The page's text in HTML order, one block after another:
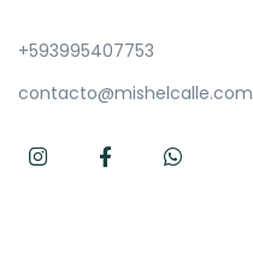
+593995407753
contacto@mishelcalle.com